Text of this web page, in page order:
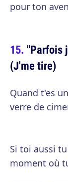
pour ton
"Parfois
(J'me tire)
Quand t'es
verre de
Si toi aussi
moment où